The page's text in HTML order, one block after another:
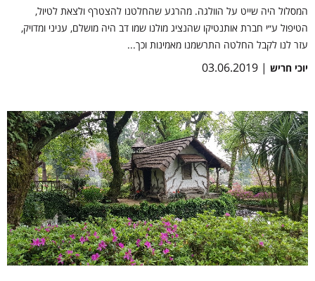
המסלול היה שייט על הוולגה. מהרגע שהחלטנו להצטרף ולצאת לטיול,
הטיפול ע״י חברת אותנטיקו שהנציג מולנו שמו דב היה מושלם, עניני ומדויק,
עזר לנו לקבל החלטה התרשמנו מאמינות וכך...
יוכי חריש | 03.06.2019